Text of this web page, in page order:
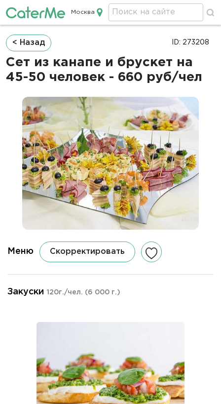
Кейтеринг в Москве
Москва
Строка
навигации
< Назад
Сет из канапе и брускет на
45-50 человек - 660 руб/чел
ID: 273208
Меню Скорректировать
Закуски 120г./чел. (6 000 г.)